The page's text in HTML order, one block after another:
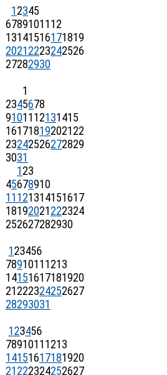
12345
67891011 12
13141516171819
20212223242526
27282930
1
2345678
91011 12131415
16171819202122
23242526272829
3031
123
45678910
11 121314151617
18192021222324
252627282930
123456
7891011 1213
14151617181920
21222324252627
28293031
123456
7891011 1213
14151617181920
21222324252627